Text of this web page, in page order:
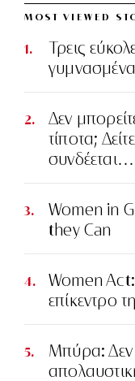
MOST VIEWED
Τρεις
Δεν
τίποτα;
συνδέεται…
Women in
they Can
Women Act:
επίκεντρο
Μπύρα: Δεν